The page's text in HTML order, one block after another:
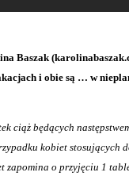
Baszak
i obie są … w
ciąż będących
kobiet stosujących
zapomina o przyjęciu 1